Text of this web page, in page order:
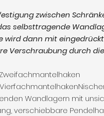
zwischen
selbsttragende
wird dann mit
Verschraubung durch
Wandlagern mit
verschiebbare